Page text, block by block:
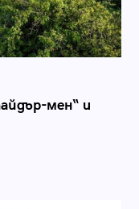
мен“ и